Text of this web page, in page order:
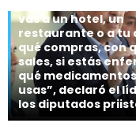
vas a un hotel, un
restaurante o a tu
qué compras, con
sales, si estás
qué medicamentos
usas”, declaró el
los diputados